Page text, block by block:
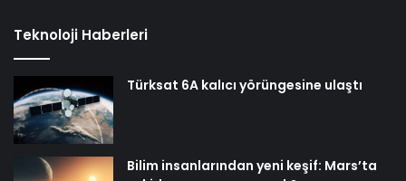
Teknoloji Haberleri
Türksat 6A kalıcı yörüngesine ulaştı
Bilim insanlarından yeni keşif: Mars’ta